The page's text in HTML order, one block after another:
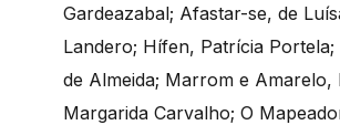
Gardeazabal; Afastar-se, de
Landero; Hífen, Patrícia
de Almeida; Marrom e
Margarida Carvalho; O